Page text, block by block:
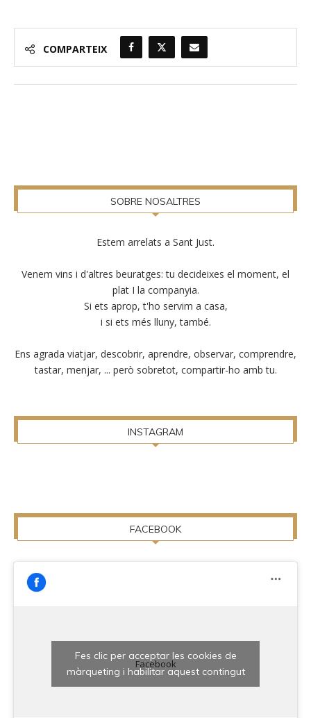
COMPARTEIX
SOBRE NOSALTRES
Estem arrelats a Sant Just.
Venem vins i d'altres beuratges: tu decideixes el moment, el
plat I la companyia.
Si ets aprop, t'ho servim a casa,
i si ets més lluny, també.
Ens agrada viatjar, descobrir, aprendre, observar, comprendre,
tastar, menjar, ... però sobretot, compartir-ho amb tu.
INSTAGRAM
FACEBOOK
Facebook
Fes clic per acceptar les cookies de
màrqueting i habilitar aquest contingut